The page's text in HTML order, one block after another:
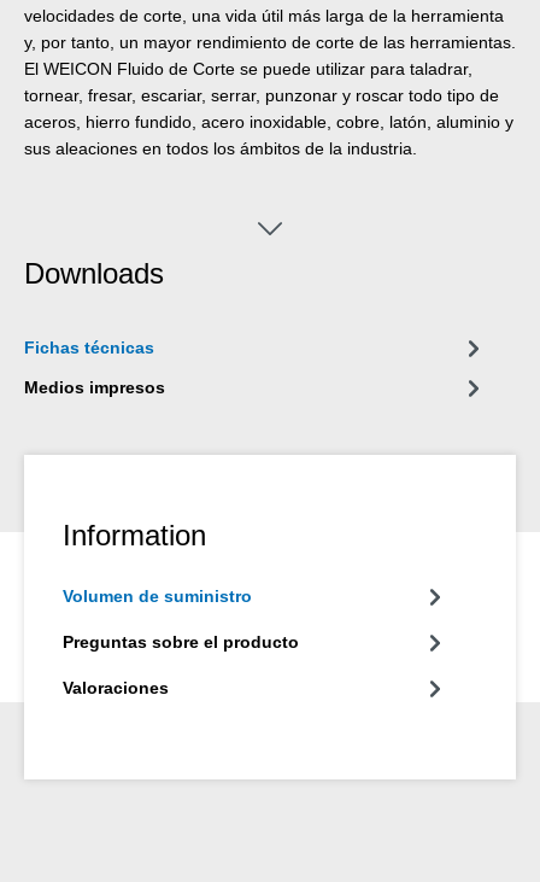
velocidades de corte, una vida útil más larga de la herramienta
y, por tanto, un mayor rendimiento de corte de las herramientas.
El WEICON Fluido de Corte se puede utilizar para taladrar,
tornear, fresar, escariar, serrar, punzonar y roscar todo tipo de
aceros, hierro fundido, acero inoxidable, cobre, latón, aluminio y
sus aleaciones en todos los ámbitos de la industria.
Downloads
Fichas técnicas
Medios impresos
Information
Volumen de suministro
Preguntas sobre el producto
Valoraciones